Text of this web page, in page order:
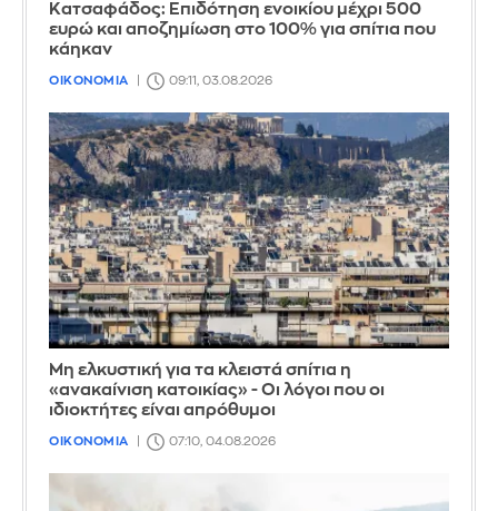
Κατσαφάδος: Επιδότηση ενοικίου μέχρι 500
ευρώ και αποζημίωση στο 100% για σπίτια που
κάηκαν
ΟΙΚΟΝΟΜΙΑ 09:11, 03.08.2026
Μη ελκυστική για τα κλειστά σπίτια η
«ανακαίνιση κατοικίας» - Οι λόγοι που οι
ιδιοκτήτες είναι απρόθυμοι
ΟΙΚΟΝΟΜΙΑ 07:10, 04.08.2026